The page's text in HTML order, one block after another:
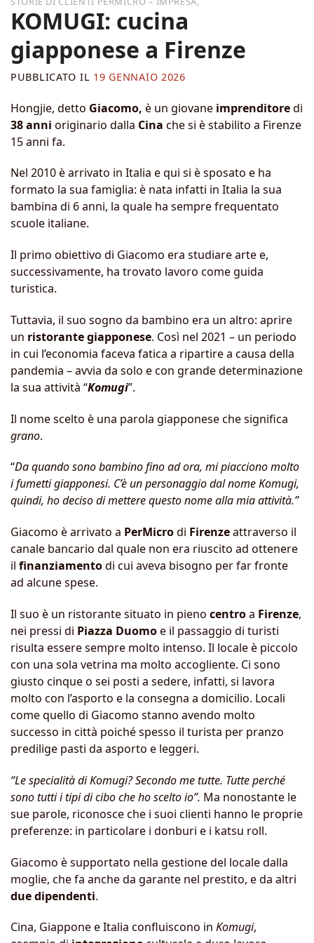
KOMUGI: cucina
giapponese a Firenze
PUBBLICATO IL 19 GENNAIO 2026
Hongjie, detto Giacomo, è un giovane imprenditoredi
38 anni originario dalla Cina che si è stabilito a Firenze
15 anni fa.
Nel 2010 è arrivato in Italia e qui si è sposato e ha
formato la sua famiglia: è nata infatti in Italia la sua
bambina di 6 anni, la quale ha sempre frequentato
scuole italiane.
Il primo obiettivo di Giacomo era studiare arte e,
successivamente, ha trovato lavoro come guida
turistica.
Tuttavia, il suo sogno da bambino era un altro: aprire
un ristorantegiapponese. Così nel 2021 – un periodo
in cui l’economia faceva fatica a ripartire a causa della
pandemia – avvia da solo e con grande determinazione
la sua attività “Komugi”.
Il nome scelto è una parola giapponese che significa
grano.
“Da quando sono bambino fino ad ora, mi piacciono molto
i fumetti giapponesi. C’è un personaggio dal nome Komugi,
quindi, ho deciso di mettere questo nome alla mia attività.”
Giacomo è arrivato a PerMicrodi Firenzeattraverso il
canale bancario dal quale non era riuscito ad ottenere
il finanziamentodi cui aveva bisogno per far fronte
ad alcune spese.
Il suo è un ristorante situato in pieno centroa Firenze,
nei pressi di Piazza Duomoe il passaggio di turisti
risulta essere sempre molto intenso. Il locale è piccolo
con una sola vetrina ma molto accogliente. Ci sono
giusto cinque o sei posti a sedere, infatti, si lavora
molto con l’asporto e la consegna a domicilio. Locali
come quello di Giacomo stanno avendo molto
successo in città poiché spesso il turista per pranzo
predilige pasti da asporto e leggeri.
“Le specialità di Komugi? Secondo me tutte. Tutte perché
sono tutti i tipi di cibo che ho scelto io”. Ma nonostante le
sue parole, riconosce che i suoi clienti hanno le proprie
preferenze: in particolare i donburi e i katsu roll.
Giacomo è supportato nella gestione del locale dalla
moglie, che fa anche da garante nel prestito, e da altri
due dipendenti.
Cina, Giappone e Italia confluiscono in Komugi,